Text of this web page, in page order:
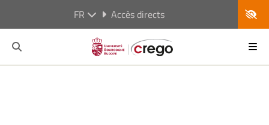
FR Accès directs